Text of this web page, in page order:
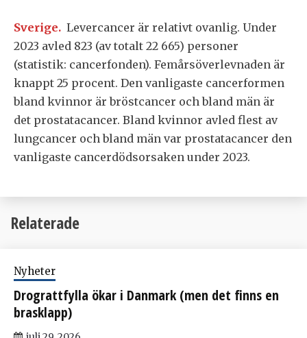
Sverige. Levercancer är relativt ovanlig. Under
2023 avled 823 (av totalt 22 665) personer
(statistik: cancerfonden). Femårsöverlevnaden är
knappt 25 procent. Den vanligaste cancerformen
bland kvinnor är bröstcancer och bland män är
det prostatacancer. Bland kvinnor avled flest av
lungcancer och bland män var prostatacancer den
vanligaste cancerdödsorsaken under 2023.
Relaterade
Nyheter
Drograttfylla ökar i Danmark (men det finns en
brasklapp)